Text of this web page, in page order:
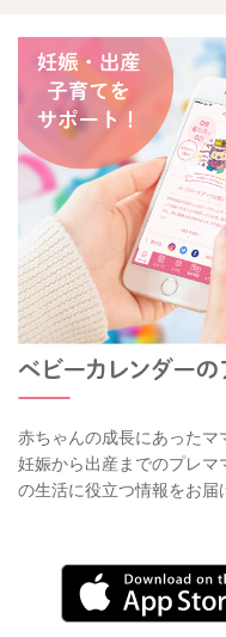
赤ちゃんの成長にあったマ
妊娠から出産までのプレ
の生活に役立つ情報をお届